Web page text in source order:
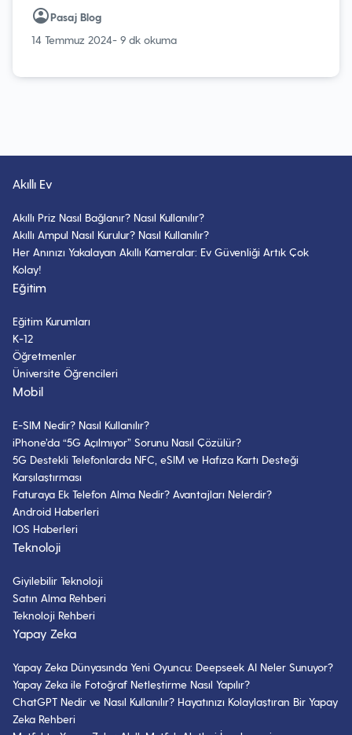
Pasaj Blog
14 Temmuz 2024- 9 dk okuma
Akıllı Ev
Akıllı Priz Nasıl Bağlanır? Nasıl Kullanılır?
Akıllı Ampul Nasıl Kurulur? Nasıl Kullanılır?
Her Anınızı Yakalayan Akıllı Kameralar: Ev Güvenliği Artık Çok
Kolay!
Eğitim
Eğitim Kurumları
K-12
Öğretmenler
Üniversite Öğrencileri
Mobil
E-SIM Nedir? Nasıl Kullanılır?
iPhone’da “5G Açılmıyor” Sorunu Nasıl Çözülür?
5G Destekli Telefonlarda NFC, eSIM ve Hafıza Kartı Desteği
Karşılaştırması
Faturaya Ek Telefon Alma Nedir? Avantajları Nelerdir?
Android Haberleri
IOS Haberleri
Teknoloji
Giyilebilir Teknoloji
Satın Alma Rehberi
Teknoloji Rehberi
Yapay Zeka
Yapay Zeka Dünyasında Yeni Oyuncu: Deepseek AI Neler Sunuyor?
Yapay Zeka ile Fotoğraf Netleştirme Nasıl Yapılır?
ChatGPT Nedir ve Nasıl Kullanılır? Hayatınızı Kolaylaştıran Bir Yapay
Zeka Rehberi